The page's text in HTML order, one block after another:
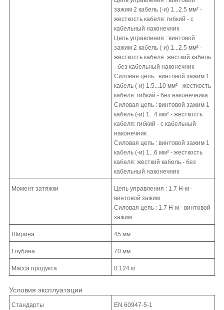
зажим 2 кабель (-и) 1...2.5 мм² -
жесткость кабеля: гибкий - с
кабельный наконечник
Цепь управления : винтовой
зажим 2 кабель (-и) 1...2.5 мм² -
жесткость кабеля: жесткий кабель
- без кабельный наконечник
Силовая цепь : винтовой зажим 1
кабель (-и) 1.5...10 мм² - жесткость
кабеля: гибкий - без наконечника
Силовая цепь : винтовой зажим 1
кабель (-и) 1...4 мм² - жесткость
кабеля: гибкий - с кабельный
наконечник
Силовая цепь : винтовой зажим 1
кабель (-и) 1...6 мм² - жесткость
кабеля: жесткий кабель - без
кабельный наконечник
Момент затяжки
Цепь управления : 1.7 Н-м -
винтовой зажим
Силовая цепь : 1.7 Н-м - винтовой
зажим
Ширина 45 мм
Глубина 70 мм
Масса продукта 0.124 кг
Условия эксплуатации
Стандарты
EN 60947-5-1